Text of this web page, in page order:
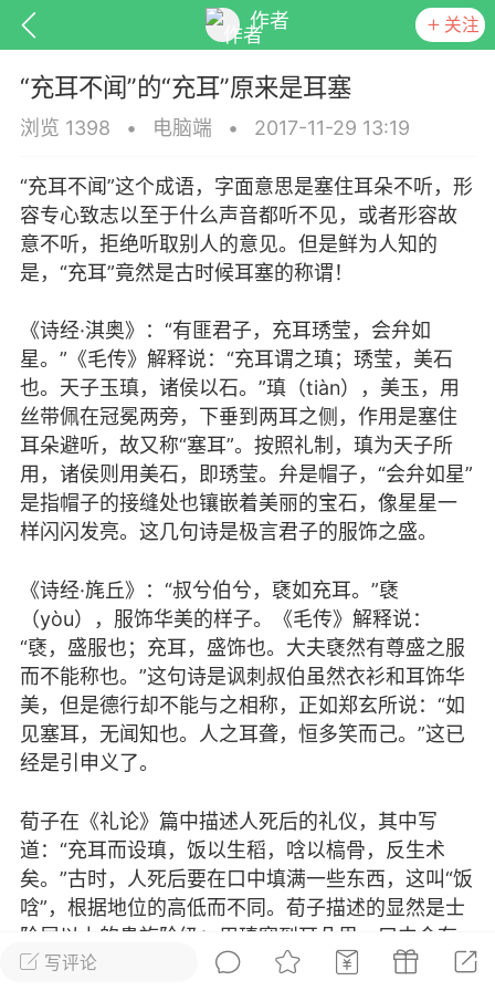
作者 关注
排行 头衔 抽奖
动态 小说 商城
任务
》第32章 灭苍穹
崔呐缪连连后退，脸色暗淡，此时他
白，现在崔呐缪竟油然而生出一丝狂
野...
柳 0 0
生 萌新
03-16 08:42 手机端 公开内容
里空落落的
2 3.4k
写评论
“充耳不闻”的“充耳”原来是耳塞
浏览 1398 • 电脑端 • 2017-11-29 13:19
“充耳不闻”这个成语，字面意思是塞住耳朵不听，形
容专心致志以至于什么声音都听不见，或者形容故
意不听，拒绝听取别人的意见。但是鲜为人知的
是，“充耳”竟然是古时候耳塞的称谓！
《诗经·淇奥》：“有匪君子，充耳琇莹，会弁如
星。”《毛传》解释说：“充耳谓之瑱；琇莹，美石
也。天子玉瑱，诸侯以石。”瑱（tiàn），美玉，用
丝带佩在冠冕两旁，下垂到两耳之侧，作用是塞住
耳朵避听，故又称“塞耳”。按照礼制，瑱为天子所
用，诸侯则用美石，即琇莹。弁是帽子，“会弁如星”
是指帽子的接缝处也镶嵌着美丽的宝石，像星星一
样闪闪发亮。这几句诗是极言君子的服饰之盛。
《诗经·旄丘》：“叔兮伯兮，褎如充耳。”褎
（yòu），服饰华美的样子。《毛传》解释说：
“褎，盛服也；充耳，盛饰也。大夫褎然有尊盛之服
而不能称也。”这句诗是讽刺叔伯虽然衣衫和耳饰华
美，但是德行却不能与之相称，正如郑玄所说：“如
见塞耳，无闻知也。人之耳聋，恒多笑而己。”这已
经是引申义了。
荀子在《礼论》篇中描述人死后的礼仪，其中写
道：“充耳而设瑱，饭以生稻，唅以槁骨，反生术
矣。”古时，人死后要在口中填满一些东西，这叫“饭
唅”，根据地位的高低而不同。荀子描述的显然是士
阶层以上的贵族阶级：用瑱塞到耳朵里，口中含有
生稻和槁骨，槁（gǎo）骨就是贝类。所谓“反生术